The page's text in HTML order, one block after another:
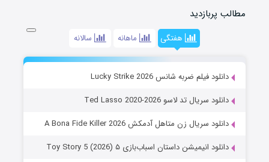
مطالب پربازدید
هفتگی ماهانه سالانه
دانلود فیلم ضربه شانس Lucky Strike 2026
دانلود سریال تد لاسو Ted Lasso 2020-2026
دانلود سریال زن متاهل آدمکش A Bona Fide Killer 2026
دانلود انیمیشن داستان اسباب‌بازی ۵ Toy Story 5 (2026)